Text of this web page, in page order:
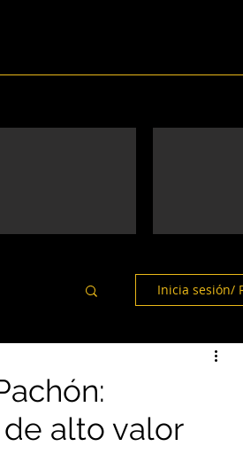
Inicia sesión/
de alto valor